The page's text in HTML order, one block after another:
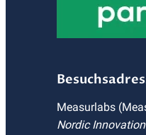
Measurlabs
Nordic